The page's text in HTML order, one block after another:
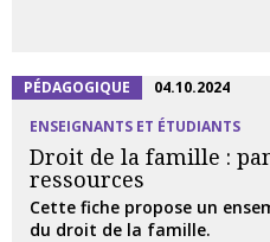
PÉDAGOGIQUE
04.10.2024
ENSEIGNANTS ET ÉTUDIANTS
Droit de la famille :
ressources
Cette fiche propose un
du droit de la famille.